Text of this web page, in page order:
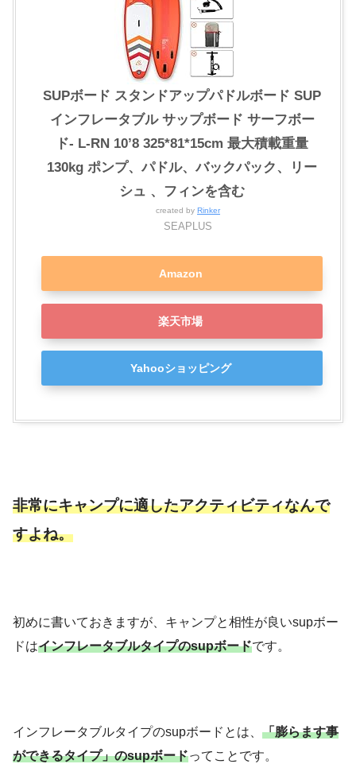
SUPボード スタンドアップパドルボード SUP
インフレータブル サップボード サーフボー
ド- L-RN 10’8 325*81*15cm 最大積載重量
130kg ポンプ、パドル、バックパック、リー
シュ 、フィンを含む
created by Rinker
SEAPLUS
Amazon
楽天市場
Yahooショッピング
非常にキャンプに適したアクティビティなんで
すよね。
初めに書いておきますが、キャンプと相性が良いsupボー
ドはインフレータブルタイプのsupボードです。
インフレータブルタイプのsupボードとは、 「膨らます事
ができるタイプ」のsupボードってことです。